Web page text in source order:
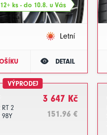
ks - do 10.8. u Vás
Letní
DETAIL
VÝPRODEJ
2
3 647 Kč
151.96 €